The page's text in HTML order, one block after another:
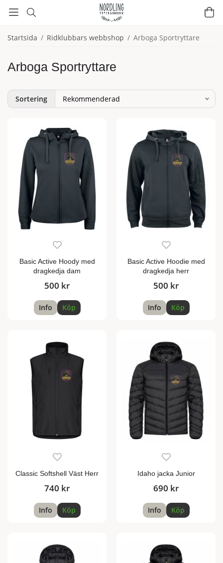
Startsida / Ridklubbars webbshop / Arboga Sportryttare
Arboga Sportryttare
Sortering
Basic Active Hoody med
dragkedja dam
500 kr
Info Köp
Basic Active Hoodie med
dragkedja herr
500 kr
Info Köp
Classic Softshell Väst Herr
740 kr
Info Köp
Idaho jacka Junior
690 kr
Info Köp